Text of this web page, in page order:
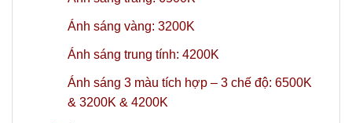
Ánh sáng vàng: 3200K
Ánh sáng trung tính: 4200K
Ánh sáng 3 màu tích hợp – 3 chế độ: 6500K
& 3200K & 4200K